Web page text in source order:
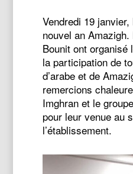
Vendredi 19
nouvel an
Bounit ont organisé
la participation de
d’arabe et de
remercions
Imghran et le
pour leur venue au
l’établissement.